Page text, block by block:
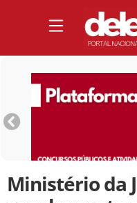
Ministério da